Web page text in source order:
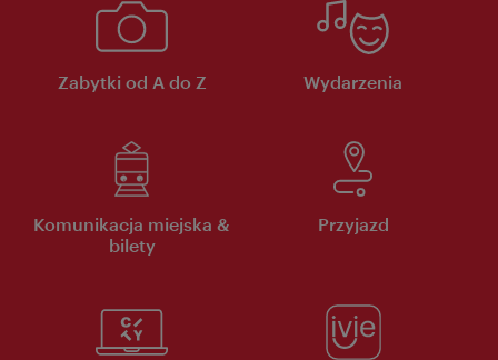
Zabytki od A do Z Wydarzenia
Komunikacja miejska &
bilety
Przyjazd